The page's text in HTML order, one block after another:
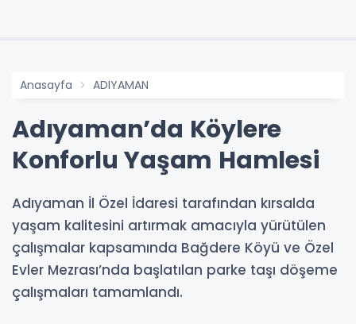
Anasayfa ADIYAMAN
Adıyaman’da Köylere
Konforlu Yaşam Hamlesi
Adıyaman İl Özel İdaresi tarafından kırsalda
yaşam kalitesini artırmak amacıyla yürütülen
çalışmalar kapsamında Bağdere Köyü ve Özel
Evler Mezrası’nda başlatılan parke taşı döşeme
çalışmaları tamamlandı.